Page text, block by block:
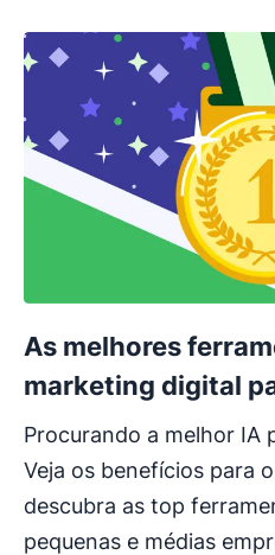
As melhores
marketing digital
Procurando a melhor IA
Veja os benefícios para
descubra as top
pequenas e médias